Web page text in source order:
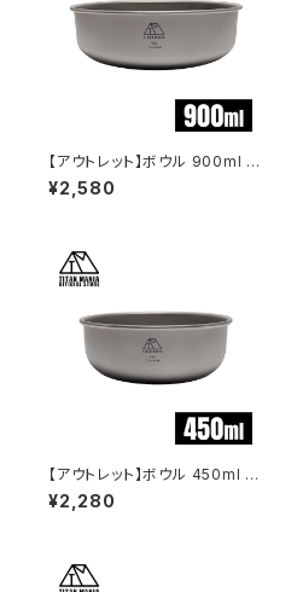
【アウトレット】ボウル 900ml ス
タッキング チタン製 軽量 皿 お
茶碗 食器 セット おしゃれ どん
プ ソロキャンプ アウトドア用品
キャンプ用品 収納袋付き
¥2,580
【アウトレット】ボウル 450ml ス
タッキング チタン製 軽量 皿 お
茶碗 食器 セット おしゃれ どん
プ ソロキャンプ アウトドア用品
キャンプ用品 収納袋付き
¥2,280